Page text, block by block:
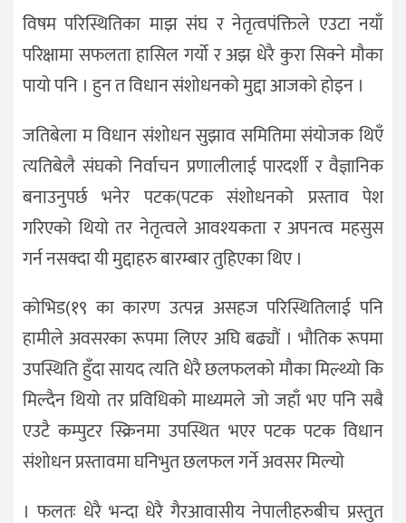
विषम परिस्थितिका माझ संघ र नेतृत्वपंक्तिले एउटा नयाँ
परिक्षामा सफलता हासिल गर्यो र अझ धेरै कुरा सिक्ने मौका
पायो पनि । हुन त विधान संशोधनको मुद्दा आजको होइन ।
जतिबेला म विधान संशोधन सुझाव समितिमा संयोजक थिएँ
त्यतिबेलै संघको निर्वाचन प्रणालीलाई पारदर्शी र वैज्ञानिक
बनाउनुपर्छ भनेर पटक(पटक संशोधनको प्रस्ताव पेश
गरिएको थियो तर नेतृत्वले आवश्यकता र अपनत्व महसुस
गर्न नसक्दा यी मुद्दाहरु बारम्बार तुहिएका थिए ।
कोभिड(१९ का कारण उत्पन्न असहज परिस्थितिलाई पनि
हामीले अवसरका रूपमा लिएर अघि बढ्यौं । भौतिक रूपमा
उपस्थिति हुँदा सायद त्यति धेरै छलफलको मौका मिल्थ्यो कि
मिल्दैन थियो तर प्रविधिको माध्यमले जो जहाँ भए पनि सबै
एउटै कम्पुटर स्क्रिनमा उपस्थित भएर पटक पटक विधान
संशोधन प्रस्तावमा घनिभुत छलफल गर्ने अवसर मिल्यो
। फलतः धेरै भन्दा धेरै गैरआवासीय नेपालीहरुबीच प्रस्तुत